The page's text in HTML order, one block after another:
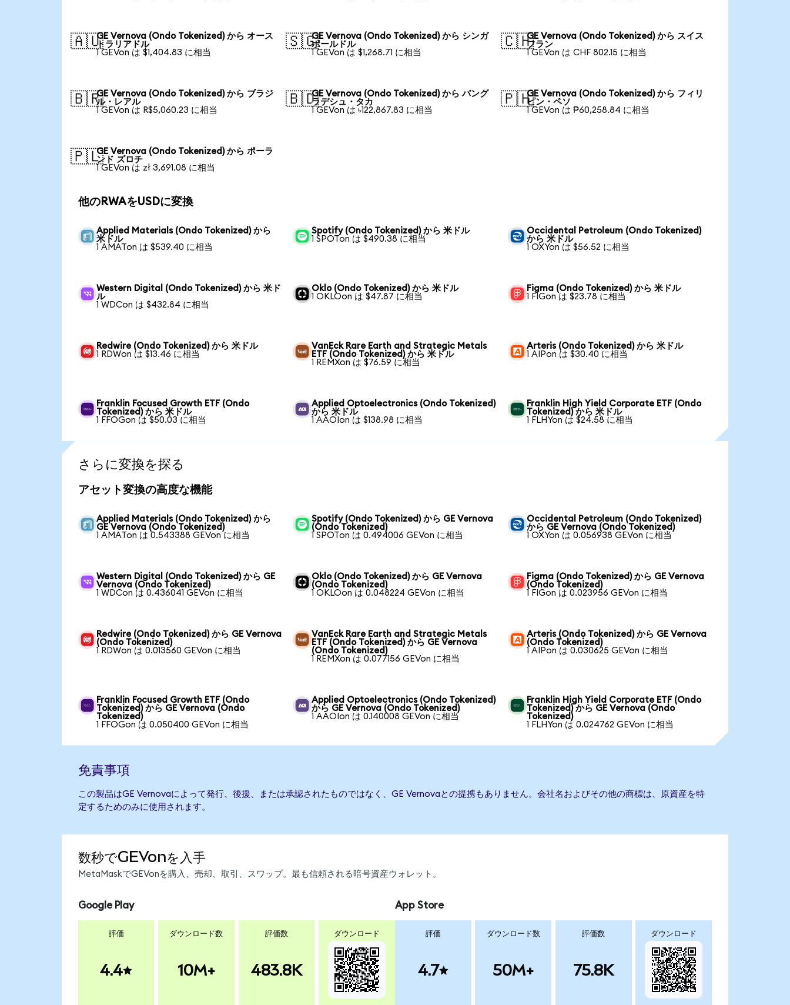
🇦🇺GE Vernova (Ondo Tokenized) から オース
トラリアドル
1 GEVon は $1,404.83 に相当
🇸🇬GE Vernova (Ondo Tokenized) から シンガ
ポールドル
1 GEVon は $1,268.71 に相当
🇨🇭GE Vernova (Ondo Tokenized) から スイス
フラン
1 GEVon は CHF 802.15 に相当
🇧🇷GE Vernova (Ondo Tokenized) から ブラジ
ル・レアル
1 GEVon は R$5,060.23 に相当
🇧🇩GE Vernova (Ondo Tokenized) から バング
ラデシュ・タカ
1 GEVon は ৳122,867.83 に相当
🇵🇭GE Vernova (Ondo Tokenized) から フィリ
ピン・ペソ
1 GEVon は ₱60,258.84 に相当
🇵🇱GE Vernova (Ondo Tokenized) から ポーラ
ンド ズロチ
1 GEVon は zł 3,691.08 に相当
他のRWAをUSDに変換
Applied Materials (Ondo Tokenized) から
米ドル
1 AMATon は $539.40 に相当
Spotify (Ondo Tokenized) から 米ドル
1 SPOTon は $490.38 に相当
Occidental Petroleum (Ondo Tokenized)
から 米ドル
1 OXYon は $56.52 に相当
Western Digital (Ondo Tokenized) から 米ド
ル
1 WDCon は $432.84 に相当
Oklo (Ondo Tokenized) から 米ドル
1 OKLOon は $47.87 に相当
Figma (Ondo Tokenized) から 米ドル
1 FIGon は $23.78 に相当
Redwire (Ondo Tokenized) から 米ドル
1 RDWon は $13.46 に相当
VanEck Rare Earth and Strategic Metals
ETF (Ondo Tokenized) から 米ドル
1 REMXon は $76.59 に相当
Arteris (Ondo Tokenized) から 米ドル
1 AIPon は $30.40 に相当
Franklin Focused Growth ETF (Ondo
Tokenized) から 米ドル
1 FFOGon は $50.03 に相当
Applied Optoelectronics (Ondo Tokenized)
から 米ドル
1 AAOIon は $138.98 に相当
Franklin High Yield Corporate ETF (Ondo
Tokenized) から 米ドル
1 FLHYon は $24.58 に相当
さらに変換を探る
アセット変換の高度な機能
Applied Materials (Ondo Tokenized) から
GE Vernova (Ondo Tokenized)
1 AMATon は 0.543388 GEVon に相当
Spotify (Ondo Tokenized) から GE Vernova
(Ondo Tokenized)
1 SPOTon は 0.494006 GEVon に相当
Occidental Petroleum (Ondo Tokenized)
から GE Vernova (Ondo Tokenized)
1 OXYon は 0.056938 GEVon に相当
Western Digital (Ondo Tokenized) から GE
Vernova (Ondo Tokenized)
1 WDCon は 0.436041 GEVon に相当
Oklo (Ondo Tokenized) から GE Vernova
(Ondo Tokenized)
1 OKLOon は 0.048224 GEVon に相当
Figma (Ondo Tokenized) から GE Vernova
(Ondo Tokenized)
1 FIGon は 0.023956 GEVon に相当
Redwire (Ondo Tokenized) から GE Vernova
(Ondo Tokenized)
1 RDWon は 0.013560 GEVon に相当
VanEck Rare Earth and Strategic Metals
ETF (Ondo Tokenized) から GE Vernova
(Ondo Tokenized)
1 REMXon は 0.077156 GEVon に相当
Arteris (Ondo Tokenized) から GE Vernova
(Ondo Tokenized)
1 AIPon は 0.030625 GEVon に相当
Franklin Focused Growth ETF (Ondo
Tokenized) から GE Vernova (Ondo
Tokenized)
1 FFOGon は 0.050400 GEVon に相当
Applied Optoelectronics (Ondo Tokenized)
から GE Vernova (Ondo Tokenized)
1 AAOIon は 0.140008 GEVon に相当
Franklin High Yield Corporate ETF (Ondo
Tokenized) から GE Vernova (Ondo
Tokenized)
1 FLHYon は 0.024762 GEVon に相当
免責事項
この製品はGE Vernovaによって発行、後援、または承認されたものではなく、GE Vernovaとの提携もありません。会社名およびその他の商標は、原資産を特
定するためのみに使用されます。
数秒でGEVonを入手
MetaMaskでGEVonを購入、売却、取引、スワップ。最も信頼される暗号資産ウォレット。
Google Play
評価
4.4
ダウンロード数
10M+
評価数
483.8K
ダウンロード
App Store
評価
4.7
ダウンロード数
50M+
評価数
75.8K
ダウンロード